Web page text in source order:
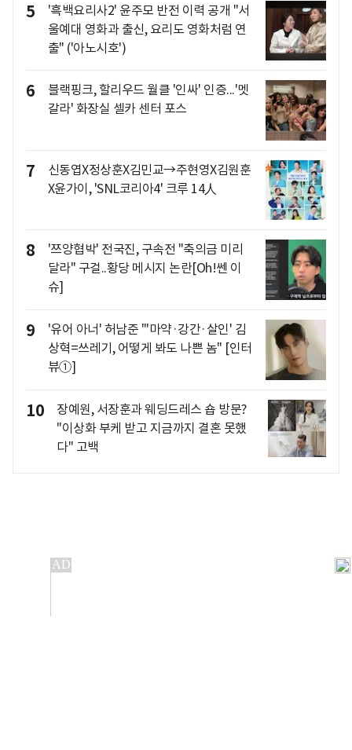
5
'흑백요리사2' 윤주모 반전 이력 공개 "서
울예대 영화과 출신, 요리도 영화처럼 연
출" ('아노시호')
6
블랙핑크, 할리우드 월클 '인싸' 인증...'멧
갈라' 화장실 셀카 센터 포스
7
신동엽X정상훈X김민교→주현영X김원훈
X윤가이, 'SNL코리아4' 크루 14人
8
'쯔양협박' 전국진, 구속전 "축의금 미리
달라" 구걸..황당 메시지 논란[Oh!쎈 이
슈]
9
'유어 아너' 허남준 "'마약·강간·살인' 김
상혁=쓰레기, 어떻게 봐도 나쁜 놈" [인터
뷰①]
10
장예원, 서장훈과 웨딩드레스 숍 방문?
"이상화 부케 받고 지금까지 결혼 못했
다" 고백